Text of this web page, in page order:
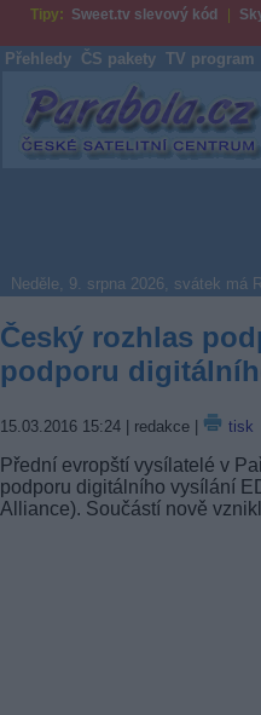
Tipy: Sweet.tv slevový kód
Přehledy ČS pakety TV program
Parabola.cz
Neděle, 9. srpna 2026, svátek má
Český rozhlas
podporu
15.03.2016 15:24 | redakce | tisk
Přední evropští vysílatelé v
podporu digitálního vysílání
Alliance). Součástí nově